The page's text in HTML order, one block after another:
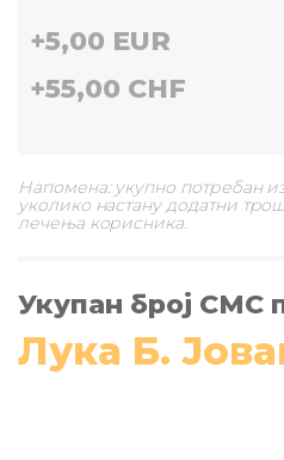
+5,00 EUR
+55,00 CHF
Напомена: укупно потребан
уколико настану додатни
лечења корисника.
Укупан број СМС
Лука Б.